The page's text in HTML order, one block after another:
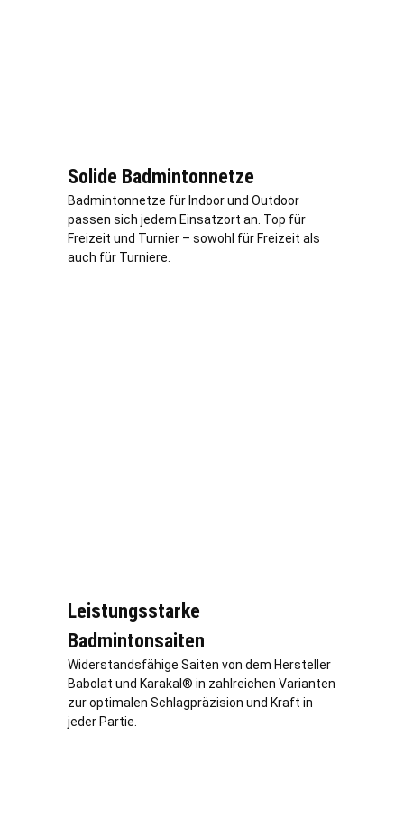
Solide Badmintonnetze
Badmintonnetze für Indoor und Outdoor
passen sich jedem Einsatzort an. Top für
Freizeit und Turnier – sowohl für Freizeit als
auch für Turniere.
Leistungsstarke
Badmintonsaiten
Widerstandsfähige Saiten von dem Hersteller
Babolat und Karakal® in zahlreichen Varianten
zur optimalen Schlagpräzision und Kraft in
jeder Partie.